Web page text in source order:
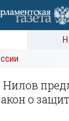
Нилов
о